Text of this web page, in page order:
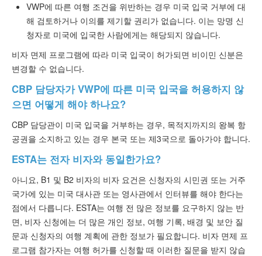
VWP에 따른 여행 조건을 위반하는 경우 미국 입국 거부에 대
해 검토하거나 이의를 제기할 권리가 없습니다. 이는 망명 신
청자로 미국에 입국한 사람에게는 해당되지 않습니다.
비자 면제 프로그램에 따라 미국 입국이 허가되면 비이민 신분은
변경할 수 없습니다.
CBP 담당자가 VWP에 따른 미국 입국을 허용하지 않
으면 어떻게 해야 하나요?
CBP 담당관이 미국 입국을 거부하는 경우, 목적지까지의 왕복 항
공권을 소지하고 있는 경우 본국 또는 제3국으로 돌아가야 합니다.
ESTA는 전자 비자와 동일한가요?
아니요, B1 및 B2 비자의 비자 요건은 신청자의 시민권 또는 거주
국가에 있는 미국 대사관 또는 영사관에서 인터뷰를 해야 한다는
점에서 다릅니다. ESTA는 여행 전 많은 정보를 요구하지 않는 반
면, 비자 신청에는 더 많은 개인 정보, 여행 기록, 배경 및 보안 질
문과 신청자의 여행 계획에 관한 정보가 필요합니다. 비자 면제 프
로그램 참가자는 여행 허가를 신청할 때 이러한 질문을 받지 않습